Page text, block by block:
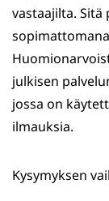
vastaajilta.
julkisen
jossa on
ilmauksia.
Kysymyksen